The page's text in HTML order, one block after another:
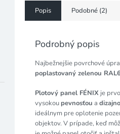
Popis Podobné (2)
Podrobný popis
Najbežnejšie povrchové
poplastovaný zelenou
Plotový panel FÉNIX je
vysokoupevnosťou a
ideálnym pre oplotenie
objektov. V prípade, keď